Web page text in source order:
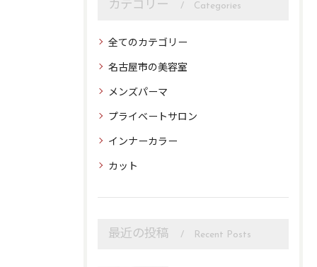
カテゴリー Categories
全てのカテゴリー
名古屋市の美容室
メンズパーマ
プライベートサロン
インナーカラー
カット
最近の投稿 Recent Posts